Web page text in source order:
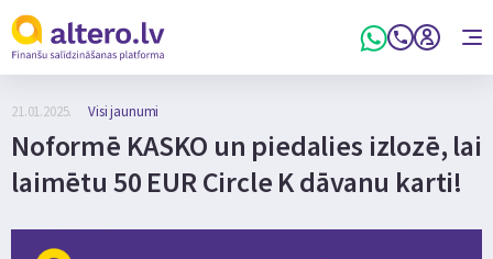
21.01.2025. Visi jaunumi
Noformē KASKO un piedalies izlozē, lai
laimētu 50 EUR Circle K dāvanu karti!